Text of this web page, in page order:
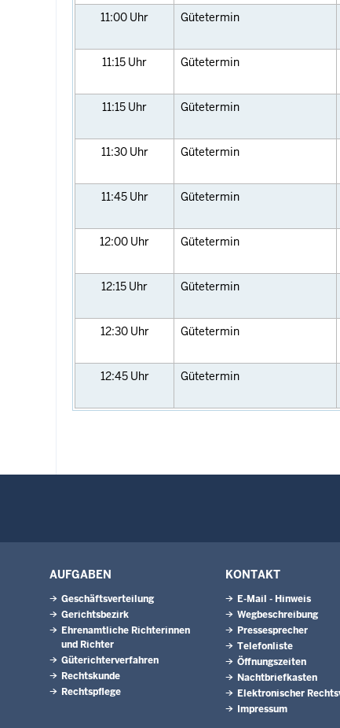
11:00 Uhr Gütetermin
11:15 Uhr Gütetermin
11:15 Uhr Gütetermin
11:30 Uhr Gütetermin
11:45 Uhr Gütetermin
12:00 Uhr Gütetermin
12:15 Uhr Gütetermin
12:30 Uhr Gütetermin
12:45 Uhr Gütetermin
AUFGABEN
Geschäftsverteilung
Gerichtsbezirk
Ehrenamtliche Richterinnen
und Richter
Güterichterverfahren
Rechtskunde
Rechtspflege
KONTAKT
E-Mail - Hinweis
Wegbeschreibung
Pressesprecher
Telefonliste
Öffnungszeiten
Nachtbriefkasten
Elektronischer
Impressum